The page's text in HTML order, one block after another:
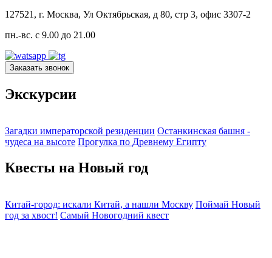
127521, г. Москва, Ул Октябрьская, д 80, стр 3, офис 3307-2
пн.-вс. с 9.00 до 21.00
Заказать звонок
Экскурсии
Загадки императорской резиденции Останкинская башня -
чудеса на высоте Прогулка по Древнему Египту
Квесты на Новый год
Китай-город: искали Китай, а нашли Москву Поймай Новый
год за хвост! Самый Новогодний квест